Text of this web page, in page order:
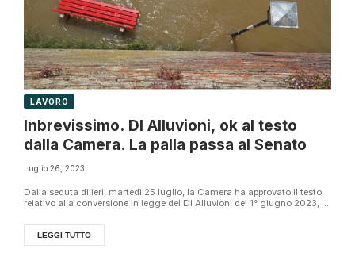
LAVORO
Inbrevissimo. Dl Alluvioni, ok al testo
dalla Camera. La palla passa al Senato
Luglio 26, 2023
Dalla seduta di ieri, martedì 25 luglio, la Camera ha approvato il testo
relativo alla conversione in legge del Dl Alluvioni del 1° giugno 2023, ...
LEGGI TUTTO